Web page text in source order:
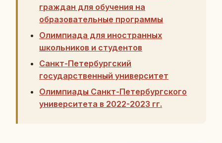
граждан для обучения на
образовательные программы
Олимпиада для иностранных
школьников и студентов
Санкт-Петербургский
государственный университет
Олимпиады Санкт-Петербургского
университета в 2022-2023 гг.